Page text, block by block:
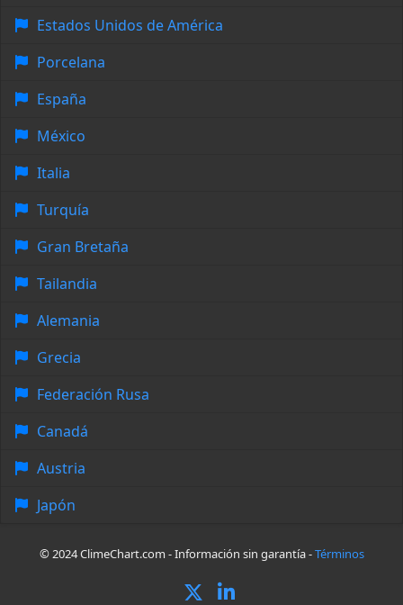
Estados Unidos de América
Porcelana
España
México
Italia
Turquía
Gran Bretaña
Tailandia
Alemania
Grecia
Federación Rusa
Canadá
Austria
Japón
© 2024 ClimeChart.com - Información sin garantía -Términos